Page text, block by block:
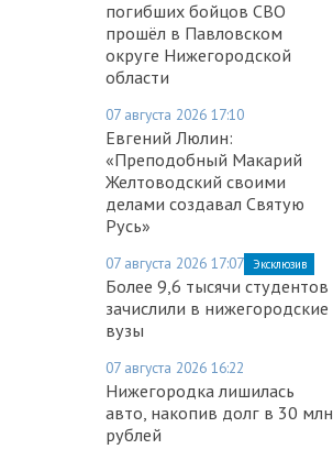
погибших бойцов СВО
прошёл в Павловском
округе Нижегородской
области
07 августа 2026 17:10
Евгений Люлин:
«Преподобный Макарий
Желтоводский своими
делами создавал Святую
Русь»
07 августа 2026 17:07 Эксклюзив
Более 9,6 тысячи студентов
зачислили в нижегородские
вузы
07 августа 2026 16:22
Нижегородка лишилась
авто, накопив долг в 30 млн
рублей